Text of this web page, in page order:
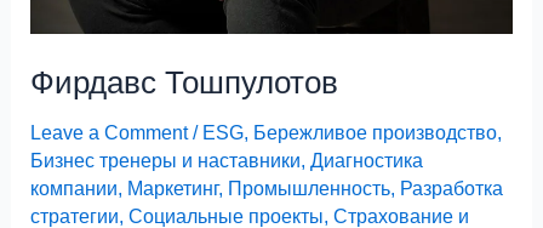
Фирдавс Тошпулотов
Leave a Comment / ESG, Бережливое производство,
Бизнес тренеры и наставники, Диагностика
компании, Маркетинг, Промышленность, Разработка
стратегии, Социальные проекты, Страхование и